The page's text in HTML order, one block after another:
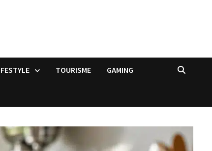
TOURISME GAMING